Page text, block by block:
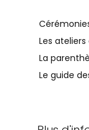
Les ateliers
La
Le guide